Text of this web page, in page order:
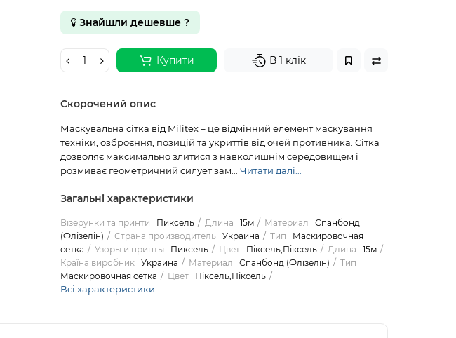
Знайшли дешевше ?
Купити В 1 клік
Скорочений опис
Маскувальна сітка від Militex – це відмінний елемент маскування
техніки, озброєння, позицій та укриттів від очей противника. Сітка
дозволяє максимально злитися з навколишнім середовищем і
розмиває геометричний силует зам... Читати далі...
Загальні характеристики
Візерунки та принти Пиксель Длина 15м Материал
Спанбонд
(Флізелін)
Страна производитель Украина Тип
Маскировочная
сетка
Узоры и принты Пиксель Цвет Піксель,Піксель Длина
15м
Країна виробник
Украина Материал Спанбонд (Флізелін)
Тип
Маскировочная сетка
Цвет Піксель,Піксель
Всі характеристики